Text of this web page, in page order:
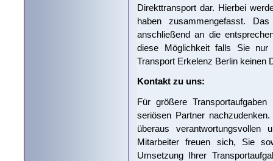
Direkttransport dar. Hierbei
haben zusammengefasst.
anschließend an die
diese Möglichkeit falls Sie nur
Transport Erkelenz Berlin keinen
Kontakt zu uns:
Für größere
seriösen Partner
überaus verantwortungsvollen
Mitarbeiter freuen sich, Sie
Umsetzung Ihrer